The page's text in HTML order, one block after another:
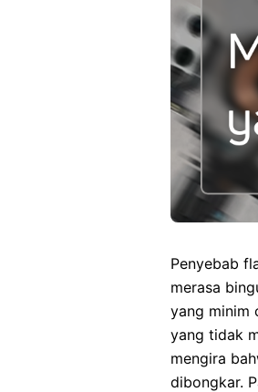
Penyebab
merasa
yang minim
yang tidak
mengira
dibongkar.